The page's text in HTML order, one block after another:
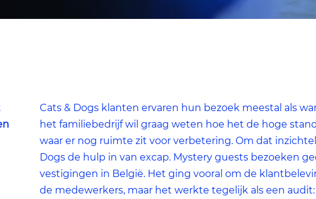
Cats & Dogs klanten ervaren hun bezoek meestal als
het familiebedrijf wil graag weten hoe het de hoge
waar er nog ruimte zit voor verbetering. Om dat
Dogs de hulp in van excap. Mystery guests bezoeken
vestigingen in België. Het ging vooral om de
de medewerkers, maar het werkte tegelijk als een
Voor website statistieken: om het gebruik van de excap website
Voor marketing doeleinden: om na te gaan of wij de juiste
doelgroep bereiken en hiermee onze advertenties het
gewenste resultaat opleveren. We kunnen op basis van cookies
nagaan in hoeverre de advertenties relevant waren voor onze
websitebezoekers. Daarnaast kunnen we rekening houden met
welke advertenties u van ons te zien krijgt, om te voorkomen
dat u steeds dezelfde advertentie ziet.